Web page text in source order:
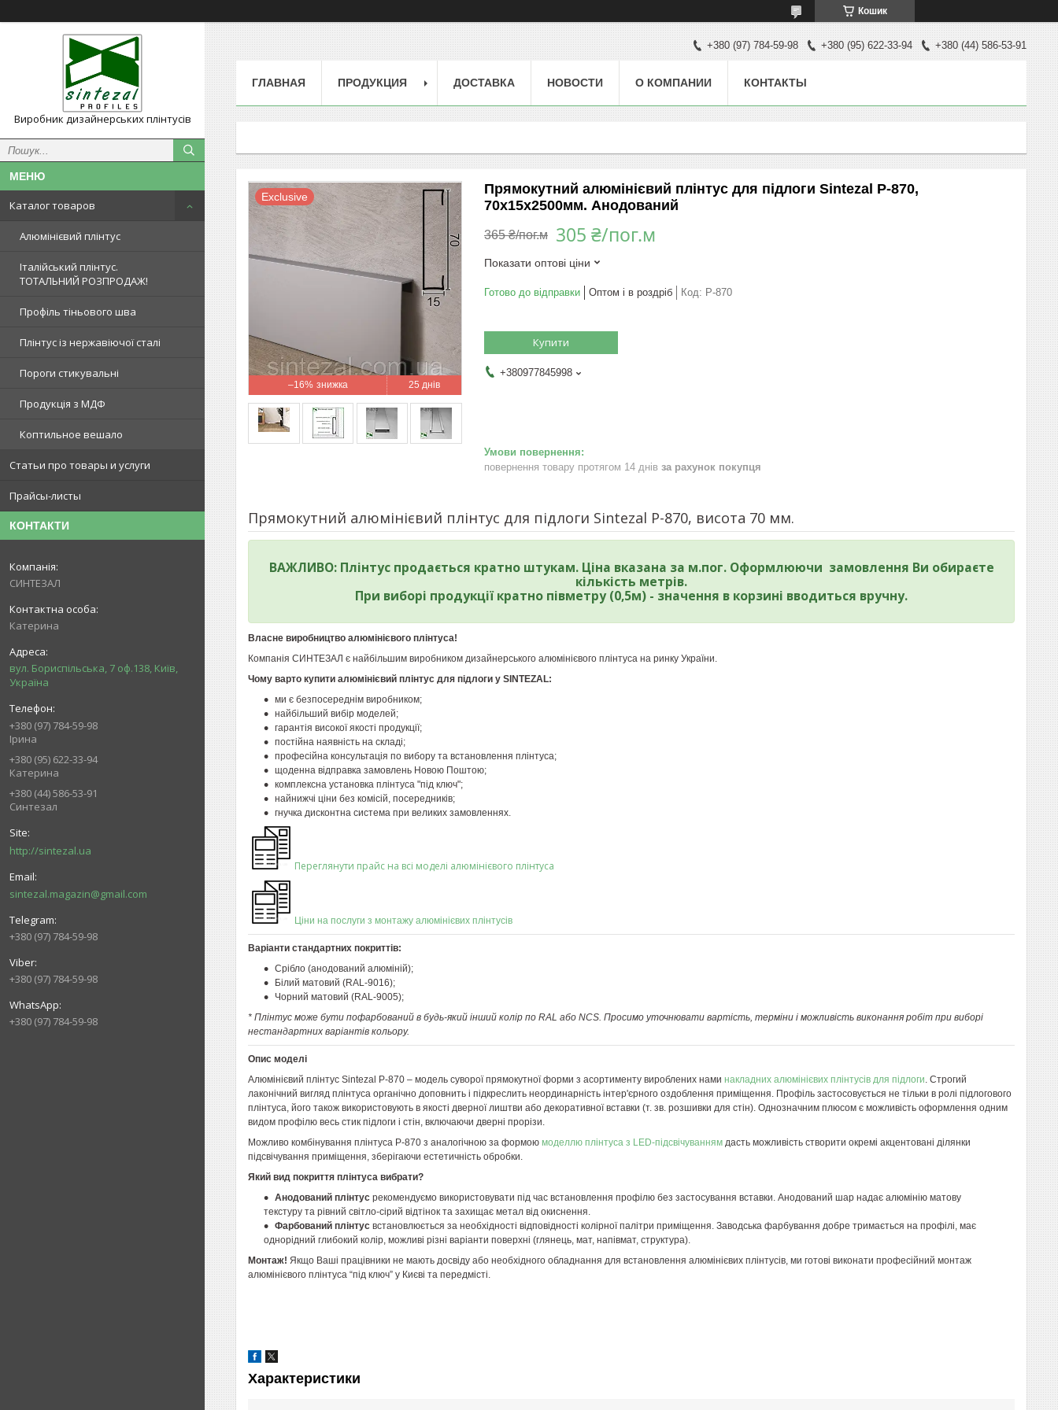
Кошик
Виробник дизайнерських плінтусів
Каталог товаров
Алюмінієвий плінтус
Італійський плінтус.
ТОТАЛЬНИЙ РОЗПРОДАЖ!
Профіль тіньового шва
Плінтус із нержавіючої сталі
Пороги стикувальні
Продукція з МДФ
Коптильное вешало
Статьи про товары и услуги
Прайсы-листы
КОНТАКТИ
СИНТЕЗАЛ
Катерина
вул. Бориспільська, 7 оф.138, Київ,
Україна
+380 (97) 784-59-98
Ірина
+380 (95) 622-33-94
Катерина
+380 (44) 586-53-91
Синтезал
http://sintezal.ua
sintezal.magazin@gmail.com
+380 (97) 784-59-98
+380 (97) 784-59-98
+380 (97) 784-59-98
+380 (97) 784-59-98 +380 (95) 622-33-94 +380 (44) 586-53-91
ГЛАВНАЯ ПРОДУКЦИЯ ДОСТАВКА НОВОСТИ О КОМПАНИИ КОНТАКТЫ
–16% 25 днів
Exclusive
Прямокутний алюмінієвий плінтус для підлоги Sintezal P-870,
70х15х2500мм. Анодований
365 ₴/пог.м 305 ₴/пог.м
Показати оптові ціни
Готово до відправки Оптом і в роздріб Код: P-870
Купити
+380977845998
повернення товару протягом 14 днів за рахунок покупця
Прямокутний алюмінієвий плінтус для підлоги Sintezal Р-870, висота 70 мм.
ВАЖЛИВО: Плінтус продається кратно штукам. Ціна вказана за м.пог. Оформлюючи замовлення Ви обираєте
кількість метрів.
При виборі продукції кратно півметру (0,5м) - значення в корзині вводиться вручну.
Власне виробництво алюмінієвого плінтуса!
Компанія СИНТЕЗАЛ є найбільшим виробником дизайнерського алюмінієвого плінтуса на ринку України.
Чому варто купити алюмінієвий плінтус для підлоги у SINTEZAL:
ми є безпосереднім виробником;
найбільший вибір моделей;
гарантія високої якості продукції;
постійна наявність на складі;
професійна консультація по вибору та встановлення плінтуса;
щоденна відправка замовлень Новою Поштою;
комплексна установка плінтуса "під ключ";
найнижчі ціни без комісій, посередників;
гнучка дисконтна система при великих замовленнях.
Переглянути прайс на всі моделі алюмінієвого плінтуса
Ціни на послуги з монтажу алюмінієвих плінтусів
Варіанти стандартних покриттів:
Срібло (анодований алюміній);
Білий матовий (RAL-9016);
Чорний матовий (RAL-9005);
* Плінтус може бути пофарбований в будь-який інший колір по RAL або NCS. Просимо уточнювати вартість, терміни і можливість виконання робіт при виборі
нестандартних варіантів кольору.
Опис моделі
Алюмінієвий плінтус Sintezal P-870 – модель суворої прямокутної форми з асортименту вироблених нами накладних алюмінієвих плінтусів для підлоги. Строгий
лаконічний вигляд плінтуса органічно доповнить і підкреслить неординарність інтер'єрного оздоблення приміщення. Профіль застосовується не тільки в ролі підлогового
плінтуса, його також використовують в якості дверної лиштви або декоративної вставки (т. зв. розшивки для стін). Однозначним плюсом є можливість оформлення одним
видом профілю весь стик підлоги і стін, включаючи дверні прорізи.
Можливо комбінування плінтуса P-870 з аналогічною за формою моделлю плінтуса з LED-підсвічуванням дасть можливість створити окремі акцентовані ділянки
підсвічування приміщення, зберігаючи естетичність обробки.
Який вид покриття плінтуса вибрати?
Анодований плінтус рекомендуємо використовувати під час встановлення профілю без застосування вставки. Анодований шар надає алюмінію матову
текстуру та рівний світло-сірий відтінок та захищає метал від окиснення.
Фарбований плінтус встановлюється за необхідності відповідності колірної палітри приміщення. Заводська фарбування добре тримається на профілі, має
однорідний глибокий колір, можливі різні варіанти поверхні (глянець, мат, напівмат, структура).
Монтаж! Якщо Ваші працівники не мають досвіду або необхідного обладнання для встановлення алюмінієвих плінтусів, ми готові виконати професійний монтаж
алюмінієвого плінтуса “під ключ” у Києві та передмісті.
Характеристики